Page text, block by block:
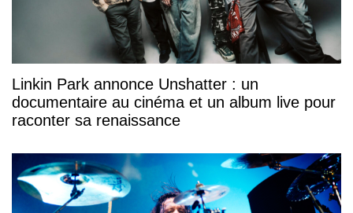
Linkin Park annonce Unshatter : un
documentaire au cinéma et un album live pour
raconter sa renaissance